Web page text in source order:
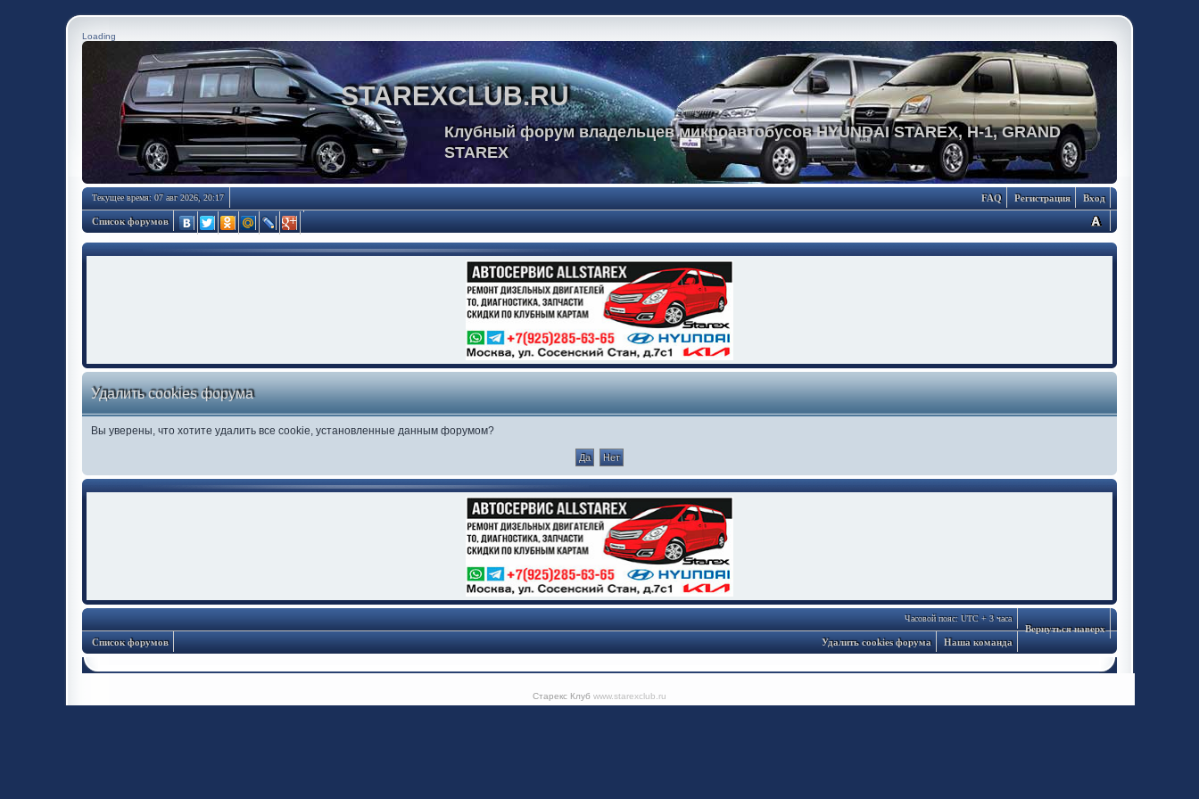
Loading
STAREXCLUB.RU
Клубный форум владельцев микроавтобусов HYUNDAI STAREX, H-1, GRAND
STAREX
Текущее время: 07 авг 2026, 20:17 Вход
Регистрация
FAQ
Список форумов
Удалить cookies форума
Вы уверены, что хотите удалить все cookie, установленные данным форумом?
Вернуться наверх
Часовой пояс: UTC + 3 часа
Список форумов Наша команда
Удалить cookies форума
Старекс Клуб www.starexclub.ru